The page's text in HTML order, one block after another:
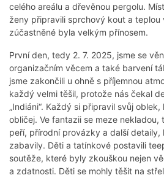
celého areálu a dřevěnou pergolu.
ženy připravili sprchový kout a
zúčastněné byla velkým přínosem.
První den, tedy 2. 7. 2025, jsme se
organizačním věcem a také barvení
jsme zakončili u ohně s příjemnou
každý velmi těšil, protože nás čekal
„Indiáni“. Každý si připravil svůj
obličej. Ve fantazii se meze
peří, přírodní provázky a další detaily,
zabavily. Děti a tatínkové postavili
soutěže, které byly zkouškou nejen
a zdatnosti. Děti se mohly těšit na